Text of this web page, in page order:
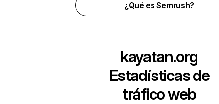
¿Qué es Semrush?
kayatan.org
Estadísticas de
tráfico web